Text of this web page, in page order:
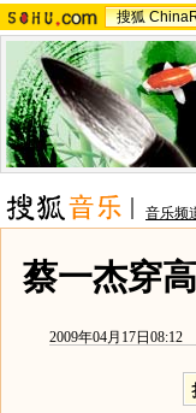
搜狐
音乐频
蔡一杰穿
2009年04月17日08:12